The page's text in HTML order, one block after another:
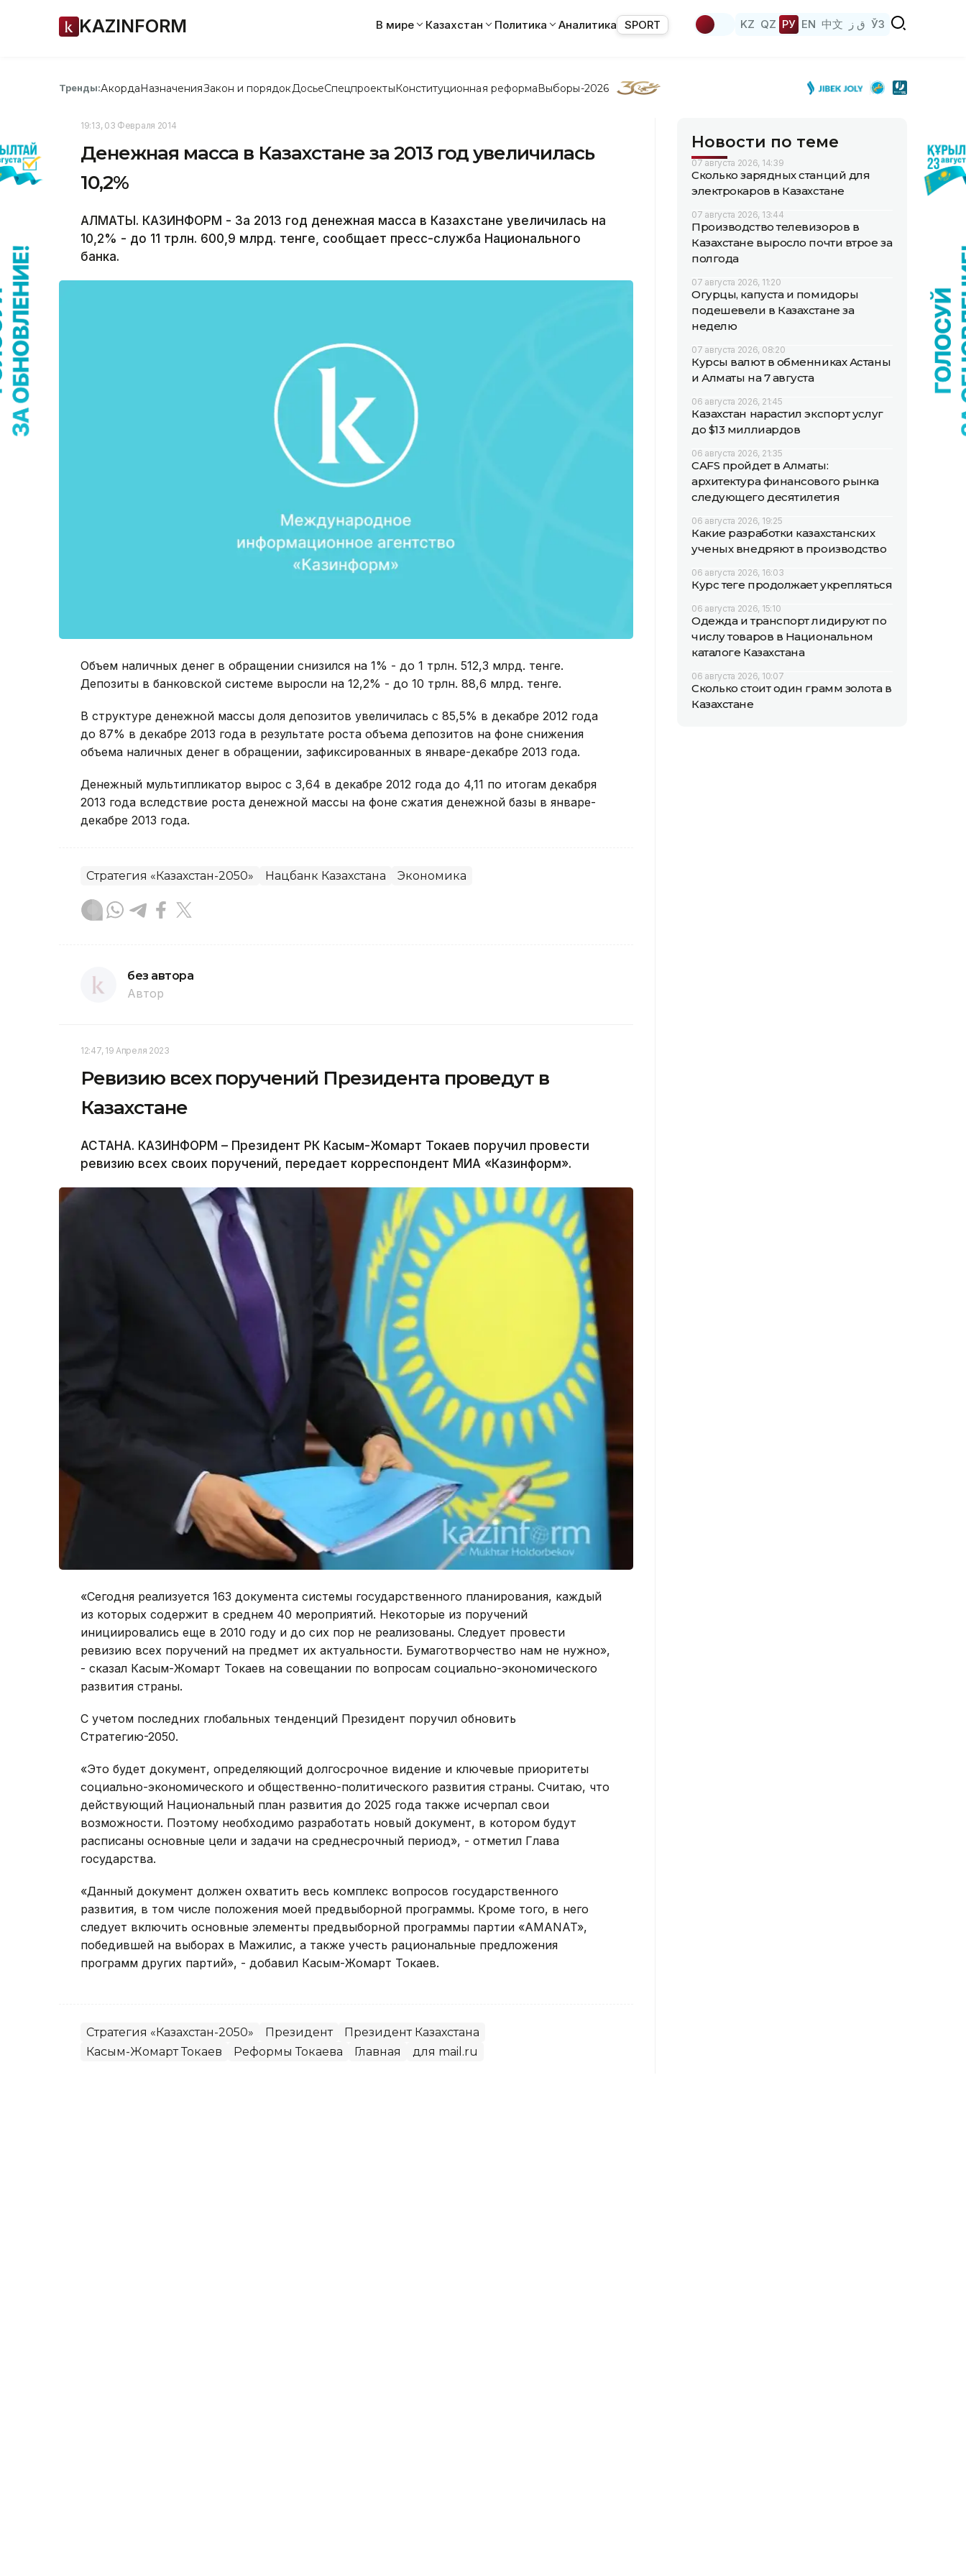
KAZINFORM В мире Казахстан Политика Аналитика SPORT KZ QZ РУ EN 中文 ق ز ЎЗ
Тренды:АкордаНазначенияЗакон и порядок ДосьеСпецпроектыКонституционная реформаВыборы-2026
19:13, 03 Февраля 2014
Денежная масса в Казахстане за 2013 год увеличилась
10,2%
АЛМАТЫ. КАЗИНФОРМ - За 2013 год денежная масса в Казахстане увеличилась на
10,2% - до 11 трлн. 600,9 млрд. тенге, сообщает пресс-служба Национального
банка.
Объем наличных денег в обращении снизился на 1% - до 1 трлн. 512,3 млрд. тенге.
Депозиты в банковской системе выросли на 12,2% - до 10 трлн. 88,6 млрд. тенге.
В структуре денежной массы доля депозитов увеличилась с 85,5% в декабре 2012 года
до 87% в декабре 2013 года в результате роста объема депозитов на фоне снижения
объема наличных денег в обращении, зафиксированных в январе-декабре 2013 года.
Денежный мультипликатор вырос с 3,64 в декабре 2012 года до 4,11 по итогам декабря
2013 года вследствие роста денежной массы на фоне сжатия денежной базы в январе-
декабре 2013 года.
Стратегия «Казахстан-2050» Нацбанк Казахстана Экономика
без автора
Автор
12:47, 19 Апреля 2023
Ревизию всех поручений Президента проведут в
Казахстане
АСТАНА. КАЗИНФОРМ – Президент РК Касым-Жомарт Токаев поручил провести
ревизию всех своих поручений, передает корреспондент МИА «Казинформ».
«Сегодня реализуется 163 документа системы государственного планирования, каждый
из которых содержит в среднем 40 мероприятий. Некоторые из поручений
инициировались еще в 2010 году и до сих пор не реализованы. Следует провести
ревизию всех поручений на предмет их актуальности. Бумаготворчество нам не нужно»,
- сказал Касым-Жомарт Токаев на совещании по вопросам социально-экономического
развития страны.
С учетом последних глобальных тенденций Президент поручил обновить
Стратегию-2050.
«Это будет документ, определяющий долгосрочное видение и ключевые приоритеты
социально-экономического и общественно-политического развития страны. Считаю, что
действующий Национальный план развития до 2025 года также исчерпал свои
возможности. Поэтому необходимо разработать новый документ, в котором будут
расписаны основные цели и задачи на среднесрочный период», - отметил Глава
государства.
«Данный документ должен охватить весь комплекс вопросов государственного
развития, в том числе положения моей предвыборной программы. Кроме того, в него
следует включить основные элементы предвыборной программы партии «АMANAT»,
победившей на выборах в Мажилис, а также учесть рациональные предложения
программ других партий», - добавил Касым-Жомарт Токаев.
Стратегия «Казахстан-2050» Президент
Президент Казахстана
Касым-Жомарт Токаев
Реформы Токаева Главная для mail.ru
Новости по теме
07 августа 2026, 14:39
Сколько зарядных станций для
электрокаров в Казахстане
07 августа 2026, 13:44
Производство телевизоров в
Казахстане выросло почти втрое за
полгода
07 августа 2026, 11:20
Огурцы, капуста и помидоры
подешевели в Казахстане за
неделю
07 августа 2026, 08:20
Курсы валют в обменниках Астаны
и Алматы на 7 августа
06 августа 2026, 21:45
Казахстан нарастил экспорт услуг
до $13 миллиардов
06 августа 2026, 21:35
CAFS пройдет в Алматы:
архитектура финансового рынка
следующего десятилетия
06 августа 2026, 19:25
Какие разработки казахстанских
ученых внедряют в производство
06 августа 2026, 16:03
Курс теңге продолжает укрепляться
06 августа 2026, 15:10
Одежда и транспорт лидируют по
числу товаров в Национальном
каталоге Казахстана
06 августа 2026, 10:07
Сколько стоит один грамм золота в
Казахстане